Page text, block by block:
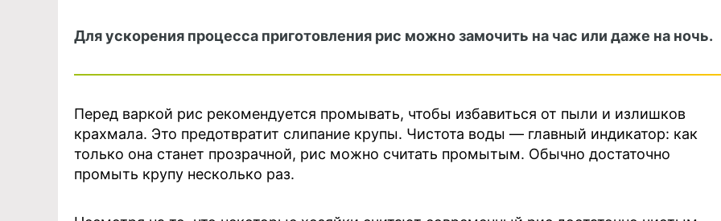
Для ускорения процесса приготовления рис можно замочить на час или даже на ночь.
Перед варкой рис рекомендуется промывать, чтобы избавиться от пыли и излишков
крахмала. Это предотвратит слипание крупы. Чистота воды — главный индикатор: как
только она станет прозрачной, рис можно считать промытым. Обычно достаточно
промыть крупу несколько раз.